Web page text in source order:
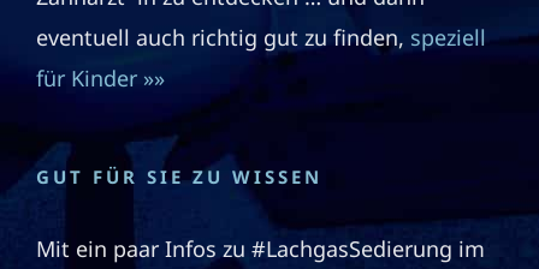
eventuell auch richtig gut zu finden, speziell
für Kinder »»
GUT FÜR SIE ZU WISSEN
Mit ein paar Infos zu #LachgasSedierung im